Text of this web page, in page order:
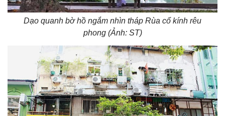
Dạo quanh bờ hồ ngắm nhìn tháp Rùa cổ kính rêu
phong (Ảnh: ST)